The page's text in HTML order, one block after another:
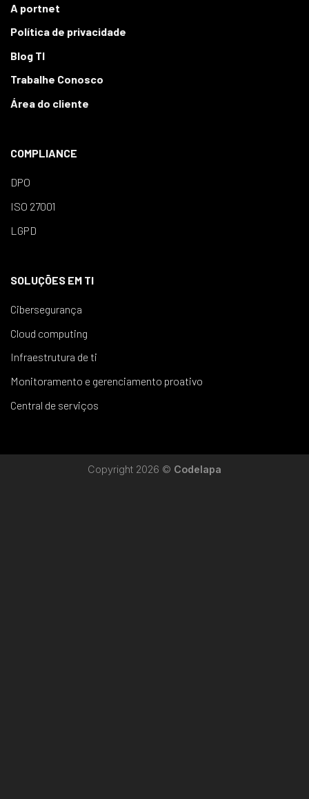
A portnet
Política de privacidade
Blog TI
Trabalhe Conosco
Área do cliente
COMPLIANCE
DPO
ISO 27001
LGPD
SOLUÇÕES EM TI
Cibersegurança
Cloud computing
Infraestrutura de ti
Monitoramento e gerenciamento proativo
Central de serviços
Copyright 2026 © Codelapa